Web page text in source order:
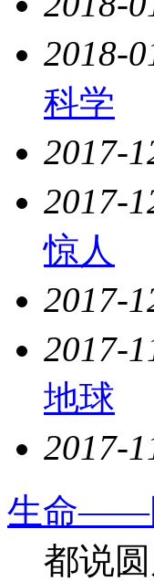
2018-
科学
2017-
2017-
惊人
2017-
2017-
地球
2017-
生命——
都说